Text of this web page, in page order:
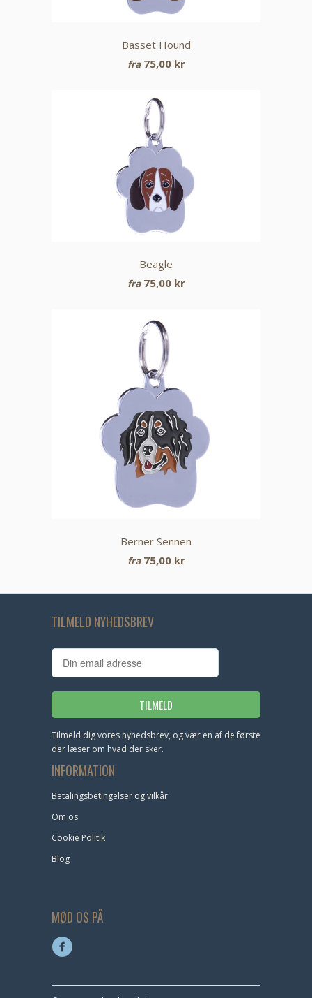
Basset Hound
fra 75,00 kr
Beagle
fra 75,00 kr
Berner Sennen
fra 75,00 kr
TILMELD NYHEDSBREV
Tilmeld dig vores nyhedsbrev, og vær en af de første
der læser om hvad der sker.
INFORMATION
Betalingsbetingelser og vilkår
Om os
Cookie Politik
Blog
MØD OS PÅ